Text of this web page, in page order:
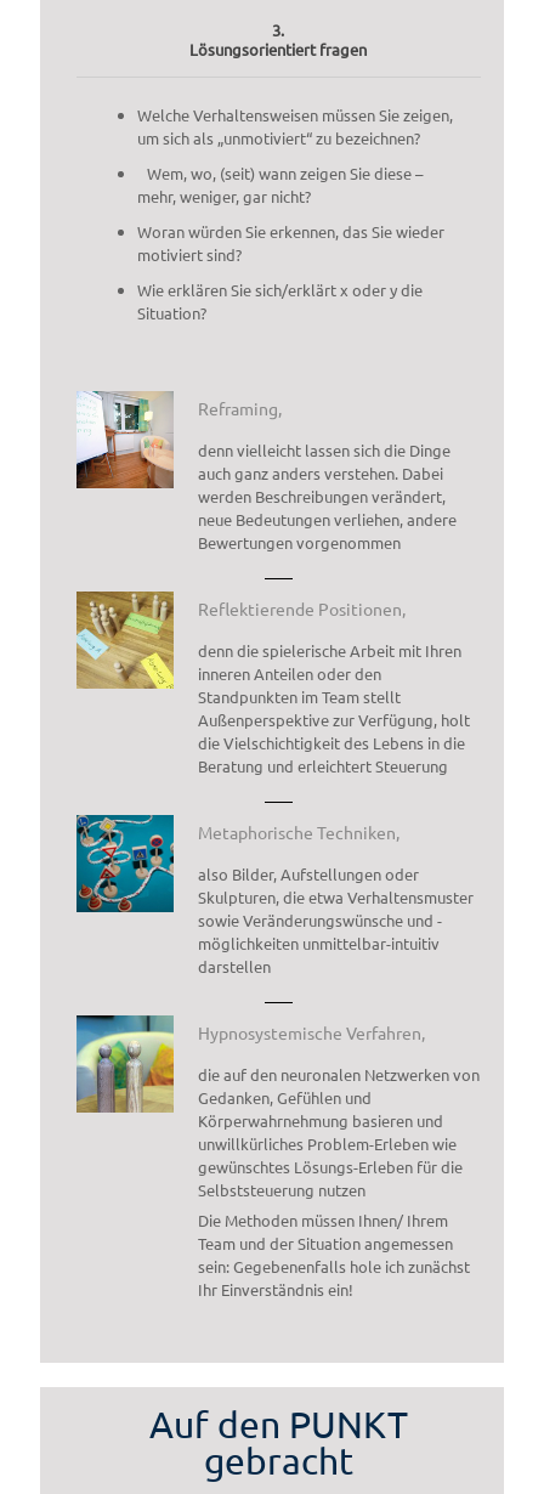
3.
Lösungsorientiert fragen
Welche Verhaltensweisen müssen Sie zeigen,
um sich als „unmotiviert“ zu bezeichnen?
Wem, wo, (seit) wann zeigen Sie diese –
mehr, weniger, gar nicht?
Woran würden Sie erkennen, das Sie wieder
motiviert sind?
Wie erklären Sie sich/erklärt x oder y die
Situation?
Reframing,
denn vielleicht lassen sich die Dinge
auch ganz anders verstehen. Dabei
werden Beschreibungen verändert,
neue Bedeutungen verliehen, andere
Bewertungen vorgenommen
Reflektierende Positionen,
denn die spielerische Arbeit mit Ihren
inneren Anteilen oder den
Standpunkten im Team stellt
Außenperspektive zur Verfügung, holt
die Vielschichtigkeit des Lebens in die
Beratung und erleichtert Steuerung
Metaphorische Techniken,
also Bilder, Aufstellungen oder
Skulpturen, die etwa Verhaltensmuster
sowie Veränderungswünsche und -
möglichkeiten unmittelbar-intuitiv
darstellen
Hypnosystemische Verfahren,
die auf den neuronalen Netzwerken von
Gedanken, Gefühlen und
Körperwahrnehmung basieren und
unwillkürliches Problem-Erleben wie
gewünschtes Lösungs-Erleben für die
Selbststeuerung nutzen
Die Methoden müssen Ihnen/ Ihrem
Team und der Situation angemessen
sein: Gegebenenfalls hole ich zunächst
Ihr Einverständnis ein!
Auf den PUNKT
gebracht